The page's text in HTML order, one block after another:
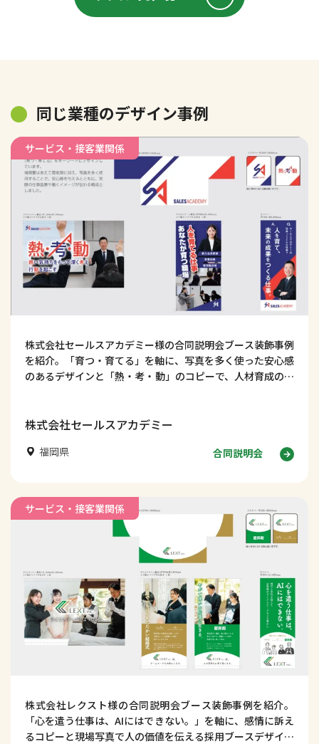
同じ業種のデザイン事例
サービス・接客業関係
株式会社セールスアカデミー様の合同説明会ブース装飾事例
を紹介。「育つ・育てる」を軸に、写真を多く使った安心感
のあるデザインと「熱・考・動」のコピーで、人材育成の仕
株式会社セールスアカデミー
福岡県 合同説明会
サービス・接客業関係
株式会社レクスト様の合同説明会ブース装飾事例を紹介。
「心を遣う仕事は、AIにはできない。」を軸に、感情に訴え
るコピーと現場写真で人の価値を伝える採用ブースデザイン